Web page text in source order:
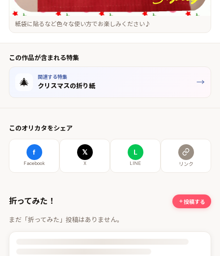
紙袋に貼るなど色々な使い方でお楽しみください♪
この作品が含まれる特集
🎄 関連する特集
クリスマスの折り紙 →
このオリカタをシェア
f
Facebook
𝕏
X
L
LINE リンク
折ってみた！ 投稿する
まだ「折ってみた」投稿はありません。
投稿詳細を読み込んでいます